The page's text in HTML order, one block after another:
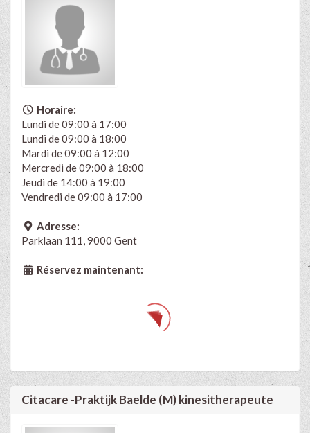
Horaire:
Lundi de 09:00 à 17:00
Lundi de 09:00 à 18:00
Mardi de 09:00 à 12:00
Mercredi de 09:00 à 18:00
Jeudi de 14:00 à 19:00
Vendredi de 09:00 à 17:00
Adresse:
Parklaan 111, 9000 Gent
Réservez maintenant:
Citacare -Praktijk Baelde (M) kinesitherapeute